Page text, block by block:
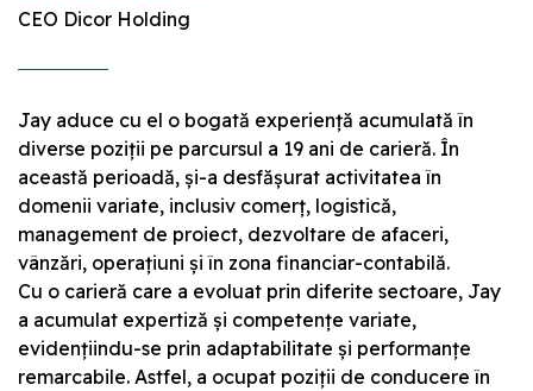
CEO Dicor Holding
Jay aduce cu el o bogată experiență acumulată în
diverse poziții pe parcursul a 19 ani de carieră. În
această perioadă, și-a desfășurat activitatea în
domenii variate, inclusiv comerț, logistică,
management de proiect, dezvoltare de afaceri,
vânzări, operațiuni și în zona financiar-contabilă.
Cu o carieră care a evoluat prin diferite sectoare, Jay
a acumulat expertiză și competențe variate,
evidențiindu-se prin adaptabilitate și performanțe
remarcabile. Astfel, a ocupat poziții de conducere în